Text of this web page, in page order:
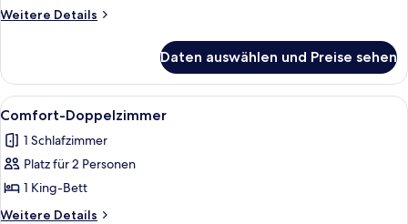
Weitere Details
Weitere
Daten auswählen und Preise sehen
Alle
Fotos
für
Comfort-
Doppelzimmer
anzeigen
Ein Hotelzimmer mit Bett,
6
Comfort-Doppelzimmer
1 Schlafzimmer
Platz für 2 Personen
1 King-Bett
Weitere Details
Weitere